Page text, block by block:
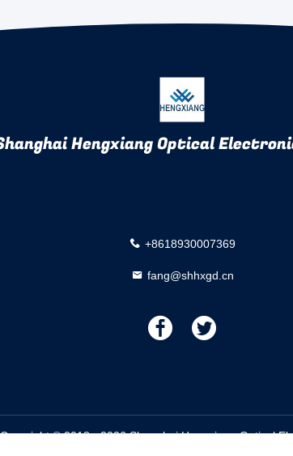
Hengxiang Optical
+8618930007369
fang@shhxgd.cn
Copyright © 2018 - 2026 Shanghai Hengxiang Optical